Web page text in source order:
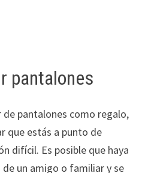
pantalones
de pantalones como regalo,
que estás a punto de
difícil. Es posible que haya
un amigo o familiar y se